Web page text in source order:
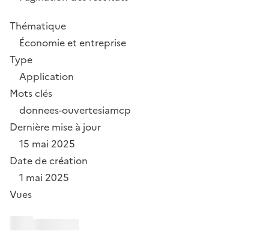
Thématique
Économie et entreprise
Type
Application
Mots clés
donnees-ouvertesiamcp
Dernière mise à jour
15 mai 2025
Date de création
1 mai 2025
Vues